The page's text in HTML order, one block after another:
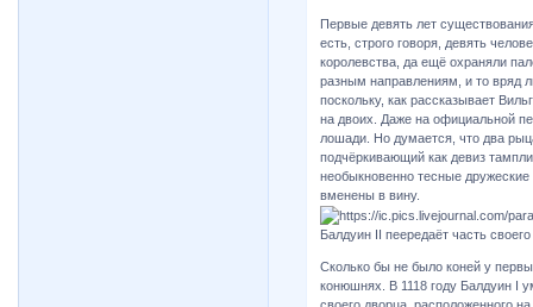
Первые девять лет
есть, строго говоря, девять
королевства, да ещё охраняли
разным направлениям, и то вряд
поскольку, как рассказывает
на двоих. Даже на официальной
лошади. Но думается, что два
подчёркивающий как девиз
необыкновенно тесные
вменены в вину.
Балдуин II пеередаёт часть
Сколько бы не было коней у
конюшнях. В 1118 году Балдуин I